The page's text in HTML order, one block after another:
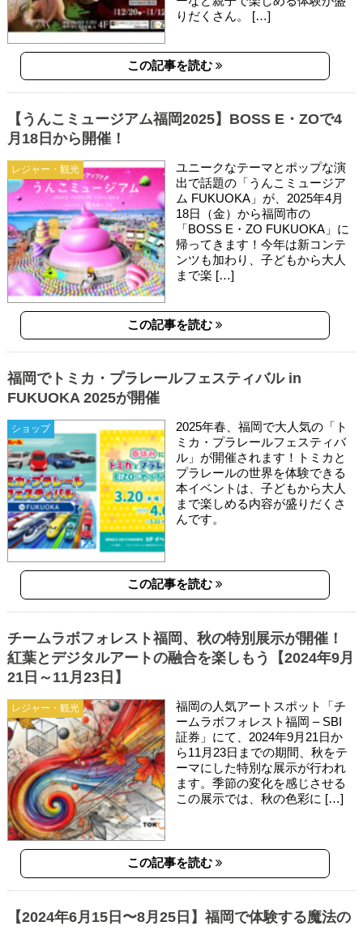
りだくさん。 […]
この記事を読む
レジャー・観光
【うんこミュージアム福岡2025】BOSS E・ZOで4
月18日から開催！
ユニークなテーマとポップな演
出で話題の「うんこミュージア
ム FUKUOKA」が、2025年4月
18日（金）から福岡市の
「BOSS E・ZO FUKUOKA」に
帰ってきます！今年は新コンテ
ンツも加わり、子どもから大人
まで楽 […]
この記事を読む
ショップ
福岡でトミカ・プラレールフェスティバル in
FUKUOKA 2025が開催
2025年春、福岡で大人気の「ト
ミカ・プラレールフェスティバ
ル」が開催されます！トミカと
プラレールの世界を体験できる
本イベントは、子どもから大人
まで楽しめる内容が盛りだくさ
んです。
この記事を読む
レジャー・観光
チームラボフォレスト福岡、秋の特別展示が開催！
紅葉とデジタルアートの融合を楽しもう【2024年9月
21日～11月23日】
福岡の人気アートスポット「チ
ームラボフォレスト福岡 – SBI
証券」にて、2024年9月21日か
ら11月23日までの期間、秋をテ
ーマにした特別な展示が行われ
ます。季節の変化を感じさせる
この展示では、秋の色彩に […]
この記事を読む
【2024年6月15日〜8月25日】福岡で体験する魔法の